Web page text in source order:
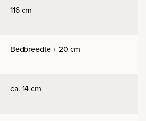
116 cm
Bedbreedte + 20 cm
ca. 14 cm